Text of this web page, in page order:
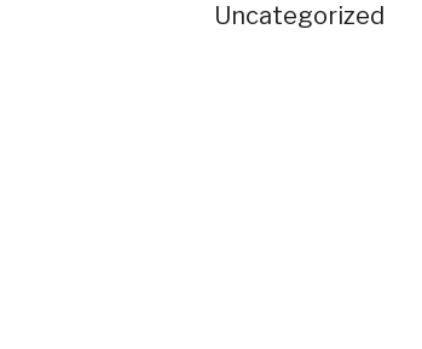
Uncategorized